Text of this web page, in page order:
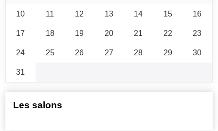
10
11 12 13 14 15
16
17
18 19 20 21 22
23
24
25 26 27 28 29
30
31
Les salons